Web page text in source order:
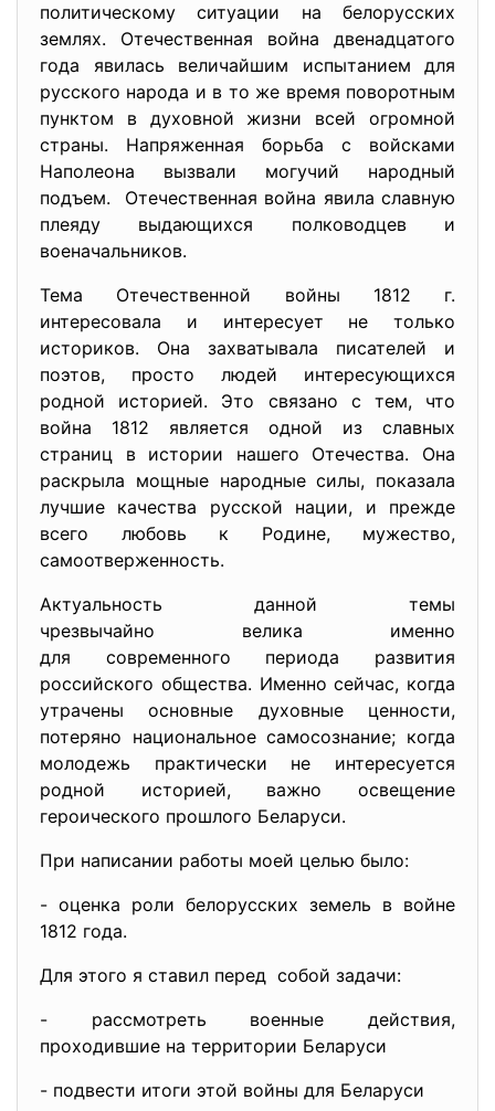
политическому ситуации на белорусских
землях. Отечественная война двенадцатого
года явилась величайшим испытанием для
русского народа и в то же время поворотным
пунктом в духовной жизни всей огромной
страны. Напряженная борьба с войсками
Наполеона вызвали могучий народный
подъем. Отечественная война явила славную
плеяду выдающихся полководцев и
военачальников.
Тема Отечественной войны 1812 г.
интересовала и интересует не только
историков. Она захватывала писателей и
поэтов, просто людей интересующихся
родной историей. Это связано с тем, что
война 1812 является одной из славных
страниц в истории нашего Отечества. Она
раскрыла мощные народные силы, показала
лучшие качества русской нации, и прежде
всего любовь к Родине, мужество,
самоотверженность.
Актуальность данной темы
чрезвычайно велика именно
для современного периода развития
российского общества. Именно сейчас, когда
утрачены основные духовные ценности,
потеряно национальное самосознание; когда
молодежь практически не интересуется
родной историей, важно освещение
героического прошлого Беларуси.
При написании работы моей целью было:
- оценка роли белорусских земель в войне
1812 года.
Для этого я ставил перед собой задачи:
- рассмотреть военные действия,
проходившие на территории Беларуси
- подвести итоги этой войны для Беларуси